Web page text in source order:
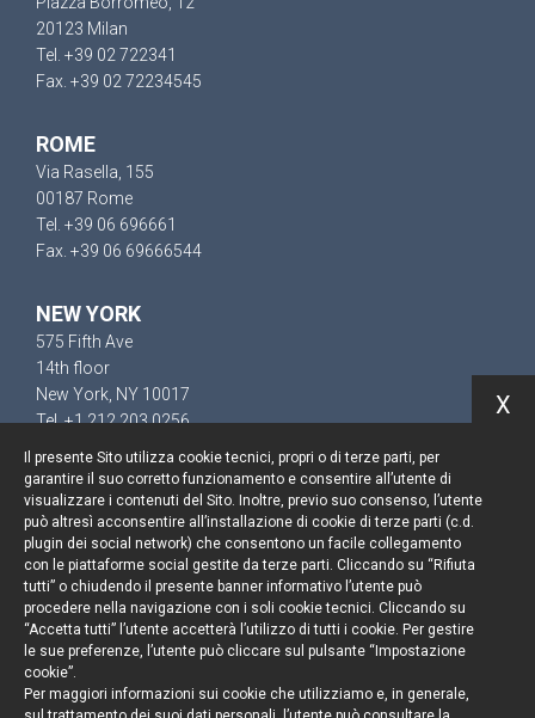
20123 Milan
Tel. +39 02 722341
Fax. +39 02 72234545
ROME
Via Rasella, 155
00187 Rome
Tel. +39 06 696661
Fax. +39 06 69666544
NEW YORK
575 Fifth Ave
14th floor
New York, NY 10017
Tel. +1 212 203 0256
Keep up to date
Cookie policy
Information Notice
Legal notices
Il presente Sito utilizza cookie tecnici, propri o di terze parti, per
garantire il suo corretto funzionamento e consentire all’utente di
visualizzare i contenuti del Sito. Inoltre, previo suo consenso, l’utente
può altresì acconsentire all’installazione di cookie di terze parti (c.d.
plugin dei social network) che consentono un facile collegamento
con le piattaforme social gestite da terze parti. Cliccando su “Rifiuta
tutti” o chiudendo il presente banner informativo l’utente può
procedere nella navigazione con i soli cookie tecnici. Cliccando su
“Accetta tutti” l’utente accetterà l’utilizzo di tutti i cookie. Per gestire
le sue preferenze, l’utente può cliccare sul pulsante “Impostazione
cookie”.
Per maggiori informazioni sui cookie che utilizziamo e, in generale,
X